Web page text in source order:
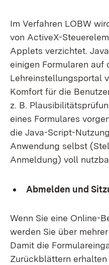
Im Verfahren LOBW
von ActiveX-
Applets verzichtet.
einigen Formularen auf
Lehreinstellungsportal
Komfort für die
z. B.
eines Formulares
die Java-Script-
Anwendung selbst
Anmeldung) voll
Abmelden und
Wenn Sie eine Online-
werden Sie über
Damit die
Zurückblättern